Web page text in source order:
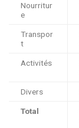
Nourritur
e
Transpor
t
Activités
Divers
Total